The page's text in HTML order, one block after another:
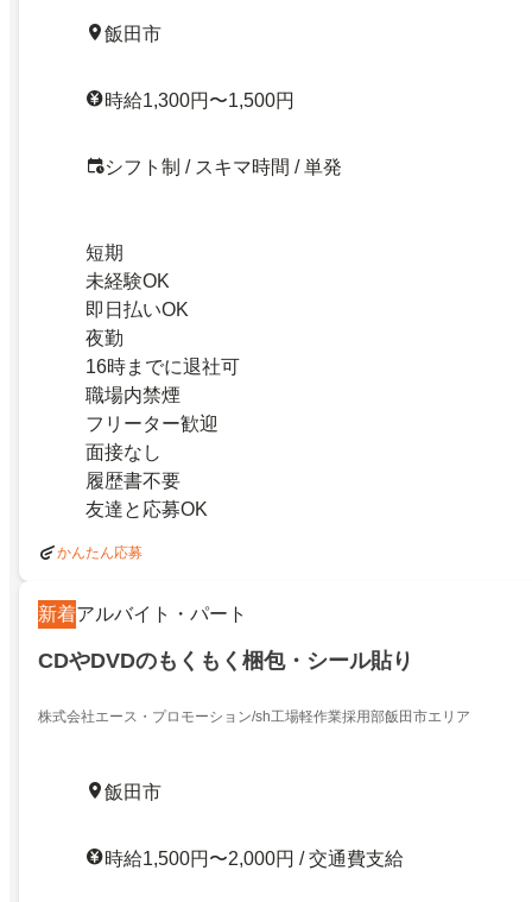
飯田市
時給1,300円〜1,500円
シフト制 / スキマ時間 / 単発
短期
未経験OK
即日払いOK
夜勤
16時までに退社可
職場内禁煙
フリーター歓迎
面接なし
履歴書不要
友達と応募OK
かんたん応募
新着アルバイト・パート
CDやDVDのもくもく梱包・シール貼り
株式会社エース・プロモーション/sh工場軽作業採用部飯田市エリア
飯田市
時給1,500円〜2,000円 / 交通費支給